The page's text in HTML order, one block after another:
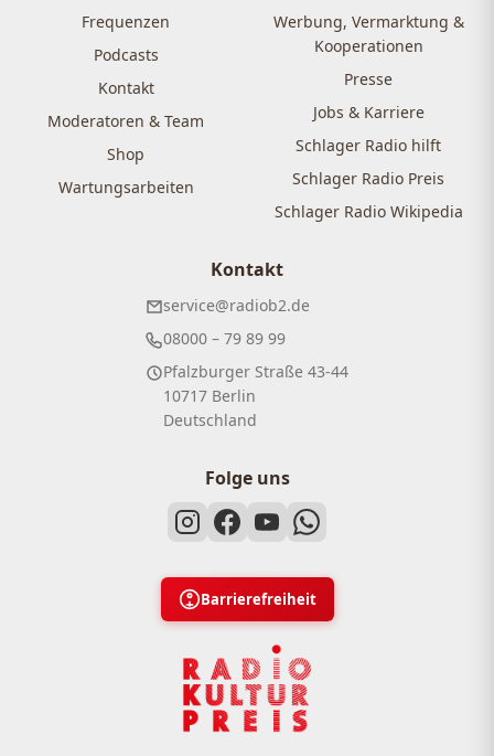
Frequenzen
Podcasts
Kontakt
Moderatoren & Team
Shop
Wartungsarbeiten
Werbung, Vermarktung &
Kooperationen
Presse
Jobs & Karriere
Schlager Radio hilft
Schlager Radio Preis
Schlager Radio Wikipedia
Kontakt
service@radiob2.de
08000 – 79 89 99
Pfalzburger Straße 43-44
10717 Berlin
Deutschland
Folge uns
Barrierefreiheit